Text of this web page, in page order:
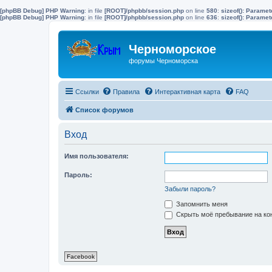
[phpBB Debug] PHP Warning: in file [ROOT]/phpbb/session.php on line 580: sizeof():
[phpBB Debug] PHP Warning: in file [ROOT]/phpbb/session.php on line 636: sizeof():
Черноморское
форумы Черноморска
Ссылки Правила Интерактивная карта FAQ
Список форумов
Вход
Имя пользователя:
Пароль:
Забыли пароль?
Запомнить меня
Скрыть моё пребывание на
Facebook